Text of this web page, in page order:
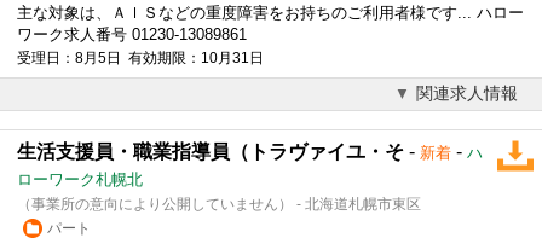
主な対象は、ＡｌＳなどの重度障害をお持ちのご利用者様です... ハロー
ワーク求人番号 01230-13089861
受理日：8月5日 有効期限：10月31日
関連求人情報
生活支援員・職業指導員（トラヴァイユ・そ - 新着 - ハ
ローワーク札幌北
（事業所の意向により公開していません） - 北海道札幌市東区
パート